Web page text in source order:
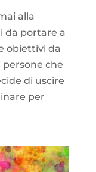
alla
da portare a
obiettivi da
persone che
di uscire
per